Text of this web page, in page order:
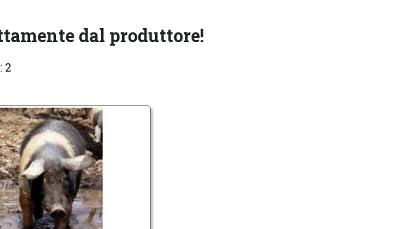
dal produttore!
2